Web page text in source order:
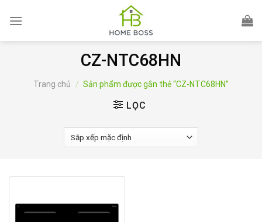
CZ-NTC68HN
Trang chủ / Sản phẩm được gắn thẻ “CZ-NTC68HN”
LỌC